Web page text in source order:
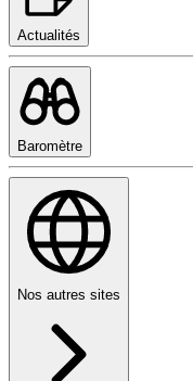
Actualités
Baromètre
Nos autres sites